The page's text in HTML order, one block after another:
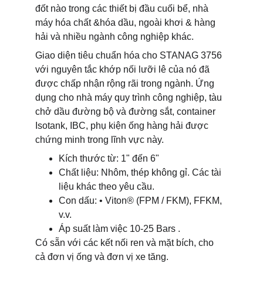
đốt nào trong các thiết bị đầu cuối bể, nhà
máy hóa chất &hóa dầu, ngoài khơi & hàng
hải và nhiều ngành công nghiệp khác.
Giao diện tiêu chuẩn hóa cho STANAG 3756
với nguyên tắc khớp nối lưỡi lê của nó đã
được chấp nhận rộng rãi trong ngành. Ứng
dụng cho nhà máy quy trình công nghiệp, tàu
chở dầu đường bộ và đường sắt, container
Isotank, IBC, phụ kiện ống hàng hải được
chứng minh trong lĩnh vực này.
Kích thước từ: 1" đến 6"
Chất liệu: Nhôm, thép không gỉ. Các tài
liệu khác theo yêu cầu.
Con dấu: • Viton® (FPM / FKM), FFKM,
v.v.
Áp suất làm việc 10-25 Bars .
Có sẵn với các kết nối ren và mặt bích, cho
cả đơn vị ống và đơn vị xe tăng.